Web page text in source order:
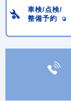
車検/点検/
整備予約